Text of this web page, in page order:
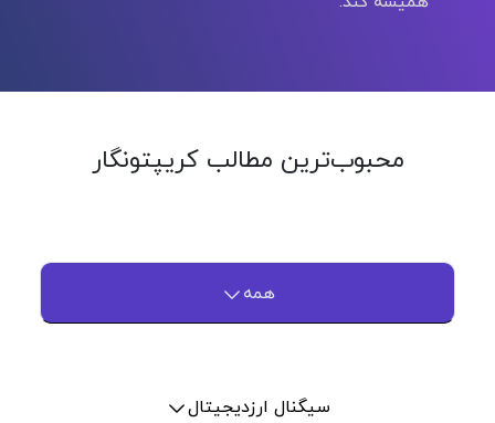
محبوب‌ترین مطالب کریپتونگار
همه
سیگنال ارزدیجیتال